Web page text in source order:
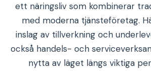
ett näringsliv som kombinerar
med moderna tjänsteföretag.
inslag av tillverkning och
också handels- och
nytta av läget längs viktiga